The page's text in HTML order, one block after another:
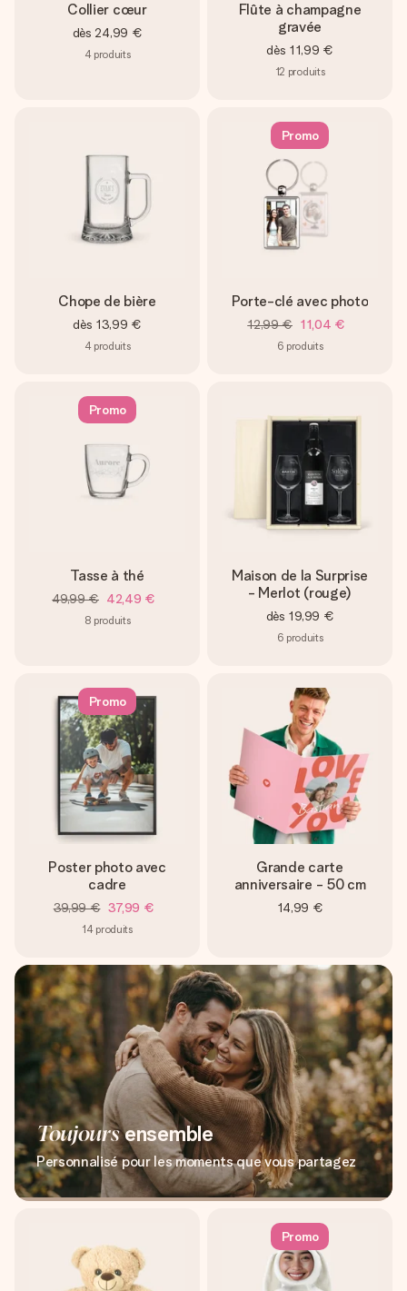
Collier cœur
dès 24,99 €
4 produits
Flûte à champagne
gravée
dès 11,99 €
12 produits
Chope de bière
dès 13,99 €
4 produits
Promo
Porte-clé avec photo
12,99 € 11,04 €
6 produits
Promo
Tasse à thé
49,99 € 42,49 €
8 produits
Maison de la Surprise
- Merlot (rouge)
dès 19,99 €
6 produits
Promo
Poster photo avec
cadre
39,99 € 37,99 €
14 produits
Grande carte
anniversaire - 50 cm
14,99 €
Toujoursensemble
Personnalisé pour les moments que vous partagez
Promo